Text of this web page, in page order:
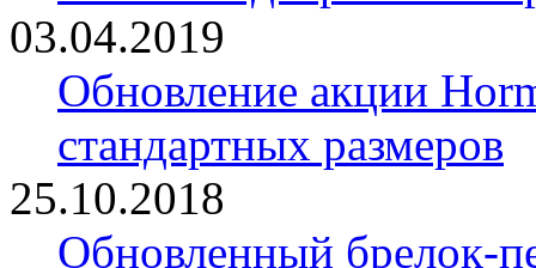
03.04.2019
Обновление акции
стандартных размеров
25.10.2018
Обновленный брелок-